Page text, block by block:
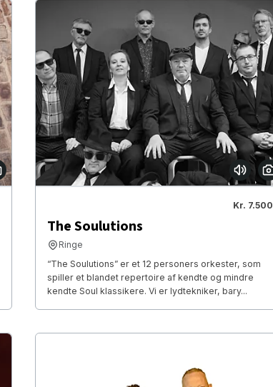
Kr. 7.500
The Soulutions
Ringe
“The Soulutions” er et 12 personers orkester, som
spiller et blandet repertoire af kendte og mindre
kendte Soul klassikere. Vi er lydtekniker, bary...